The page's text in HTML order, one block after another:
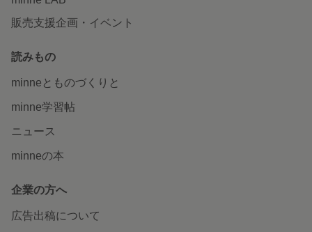
販売支援企画・イベント
読みもの
minneとものづくりと
minne学習帖
ニュース
minneの本
企業の方へ
広告出稿について